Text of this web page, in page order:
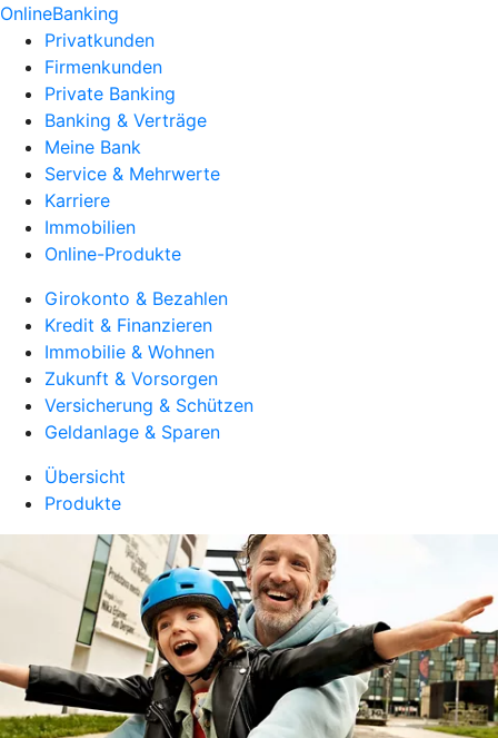
OnlineBanking
Privatkunden
Firmenkunden
Private Banking
Banking & Verträge
Meine Bank
Service & Mehrwerte
Karriere
Immobilien
Online-Produkte
Girokonto & Bezahlen
Kredit & Finanzieren
Immobilie & Wohnen
Zukunft & Vorsorgen
Versicherung & Schützen
Geldanlage & Sparen
Übersicht
Produkte